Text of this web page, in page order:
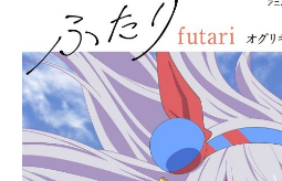
ターライト
信中です。
シンデレラ
LM＠STER
彩香渋谷凛
紗友里相葉
あ：黒沢と